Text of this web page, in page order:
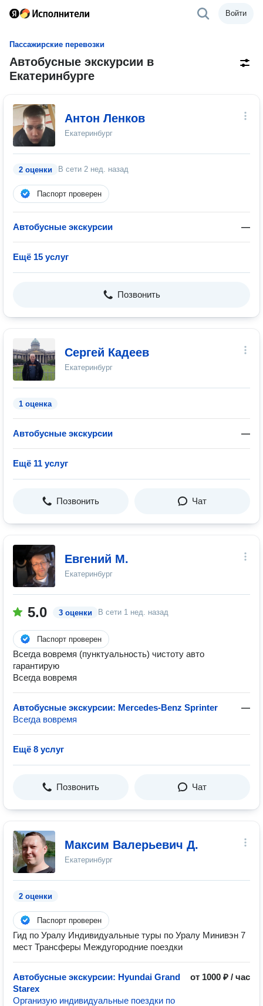
Войти
Пассажирские перевозки
Автобусные экскурсии в
Екатеринбурге
Антон Ленков
Екатеринбург
2 оценки В сети 2 нед. назад
Паспорт проверен
Автобусные экскурсии —
Ещё 15 услуг
Позвонить
Сергей Кадеев
Екатеринбург
1 оценка
Автобусные экскурсии —
Ещё 11 услуг
Позвонить Чат
Евгений М.
Екатеринбург
5.0 3 оценки В сети 1 нед. назад
Паспорт проверен
Всегда вовремя (пунктуальность) чистоту авто
гарантирую
Всегда вовремя
Автобусные экскурсии: Mercedes-Benz Sprinter
—
Всегда вовремя
Ещё 8 услуг
Позвонить Чат
Максим Валерьевич Д.
Екатеринбург
2 оценки
Паспорт проверен
Гид по Уралу Индивидуальные туры по Уралу Минивэн 7
мест Трансферы Междугородние поездки
Автобусные экскурсии: Hyundai Grand
Starex
от 1000 ₽ / час
Организую индивидуальные поездки по